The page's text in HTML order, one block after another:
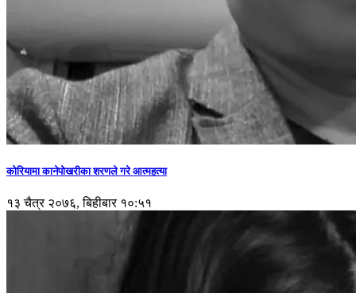
कोरियामा कानेपोखरीका शरणले गरे आत्महत्या
१३ चैत्र २०७६, बिहीबार १०:५१